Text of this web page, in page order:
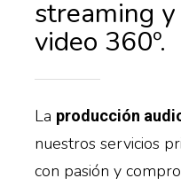
streaming
video 360º.
La producción
nuestros servicios
con pasión y